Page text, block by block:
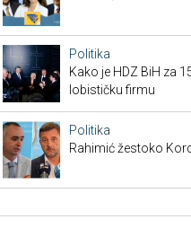
Politika
Kako je HDZ BiH za
lobističku firmu
Politika
Rahimić žestoko